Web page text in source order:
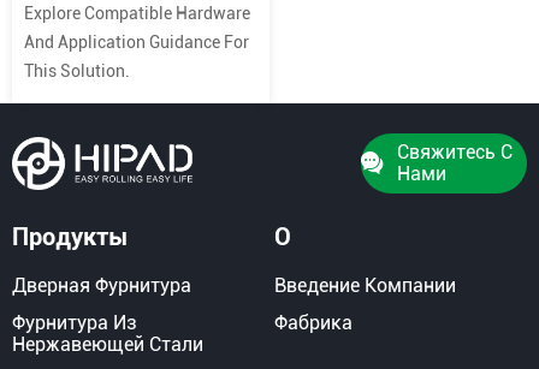
Explore Compatible Hardware
And Application Guidance For
This Solution.
Свяжитесь С
Нами
Продукты
Дверная Фурнитура
Фурнитура Из
Нержавеющей Стали
О
Введение Компании
Фабрика